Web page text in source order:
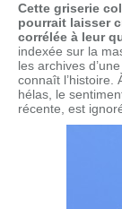
Cette griserie
pourrait laisser
corrélée à leur
indexée sur la
les archives
connaît l’histoire.
hélas, le
récente, est